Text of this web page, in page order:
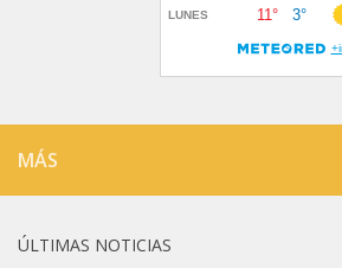
MÁS
ÚLTIMAS NOTICIAS